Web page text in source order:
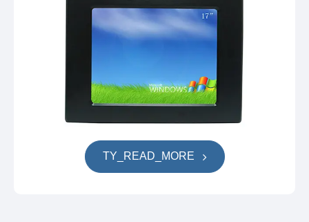
TY_READ_MORE